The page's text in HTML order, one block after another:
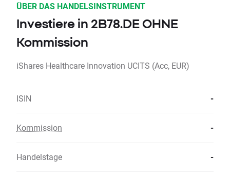
ÜBER DAS HANDELSINSTRUMENT
Investiere in 2B78.DE OHNE
Kommission
iShares Healthcare Innovation UCITS (Acc, EUR)
ISIN -
Kommission -
Handelstage -